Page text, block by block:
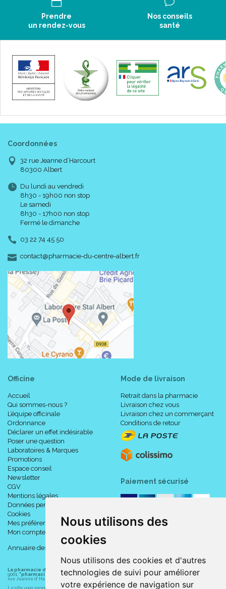
Nous utilisons des
cookies
Nous utilisons des cookies et d'autres
technologies de suivi pour améliorer
votre expérience de navigation sur
Prendre
un rendez-vous
Nos conseils
santé
Coordonnées
32 rue Jeanne d’Harcourt
80300 Albert
Du lundi au vendredi
8h30 - 19h00 non stop
Le samedi
8h30 - 17h00 non stop
Fermé le dimanche
03 22 74 45 50
contact-
@-
pharmacie-du-centre-albert.fr
Officine
Accueil
Qui sommes-nous ?
L’équipe officinale
Ordonnance
Déclarer un effet indésirable
Poser une question
Laboratoires & Marques
Promotions
Espace conseil
Newsletter
CGV
Mentions légales
Données personnelles
Cookies
Mes préférences Cookies
Mon compte
Annuaire des pharmacies
Mode de livraison
Retrait dans la pharmacie
Livraison chez vous
Livraison chez un commerçant
Conditions de retour
Paiement sécurisé
La pharmacie du centre à Albert (80300) est une pharmacie française certifiée ISO
9001. "pharmacie-du-centre-albert.fr "est le site internet de la pharmacie du centre
rue Jeanne d' Harcourt, 80300 Albert.